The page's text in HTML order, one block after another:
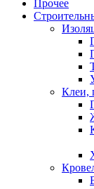
Прочее
Клеи,